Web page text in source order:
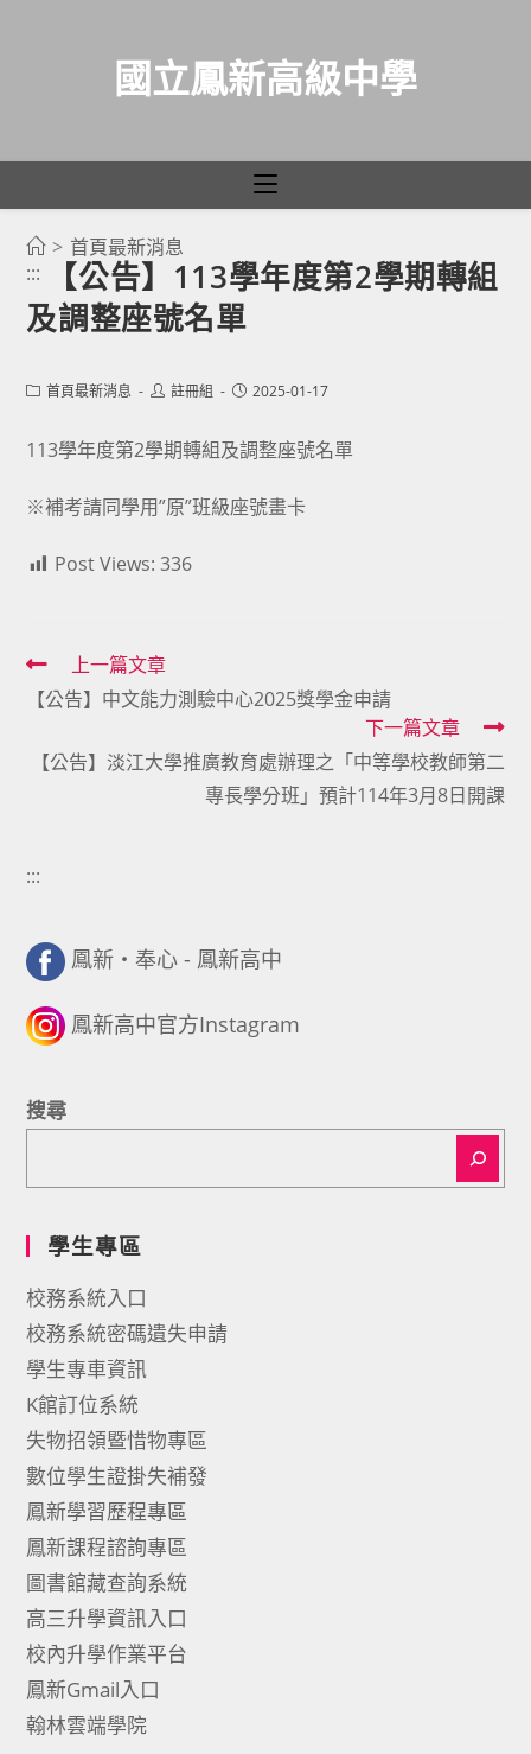
國立鳳新高級中學
> 首頁最新消息
:::
【公告】113學年度第2學期轉組
及調整座號名單
Post首頁最新消息
Post註冊組
Post2025-01-17
113學年度第2學期轉組及調整座號名單
※補考請同學用”原”班級座號畫卡
Post Views: 336
Read
more
articles
上一篇文章
【公告】中文能力測驗中心2025獎學金申請
下一篇文章
【公告】淡江大學推廣教育處辦理之「中等學校教師第二
專長學分班」預計114年3月8日開課
:::
鳳新・奉心 - 鳳新高中
鳳新高中官方Instagram
搜尋
學生專區
校務系統入口
校務系統密碼遺失申請
學生專車資訊
K館訂位系統
失物招領暨惜物專區
數位學生證掛失補發
鳳新學習歷程專區
鳳新課程諮詢專區
圖書館藏查詢系統
高三升學資訊入口
校內升學作業平台
鳳新Gmail入口
翰林雲端學院